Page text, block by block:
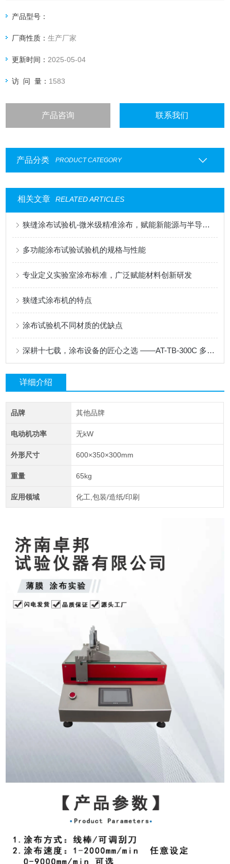
了，这就给比较样板之间的测试结果带来了困难。本款涂布试
产品型号：
厂商性质：生产厂家
更新时间： 2025-05-04
访 问 量： 1583
产品咨询 联系我们
产品分类 PRODUCT CATEGORY
相关文章 RELATED ARTICLES
狭缝涂布试验机-微米级精准涂布，赋能新能源与半导体科研创新
多功能涂布试验试验机的规格与性能
专业定义实验室涂布标准，广泛赋能材料创新研发
狭缝式涂布机的特点
涂布试验机不同材质的优缺点
深耕十七载，涂布设备的匠心之选 ——AT-TB-300C 多功能涂布试验机
详细介绍
品牌 其他品牌
电动机功率 无kW
外形尺寸 600×350×300mm
重量 65kg
应用领域 化工,包装/造纸/印刷